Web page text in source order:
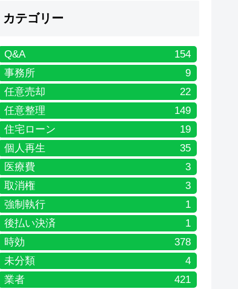
カテゴリー
Q&A
154
事務所
9
任意売却
22
任意整理
149
住宅ローン
19
個人再生
35
医療費
3
取消権
3
強制執行
1
後払い決済
1
時効
378
未分類
4
業者
421